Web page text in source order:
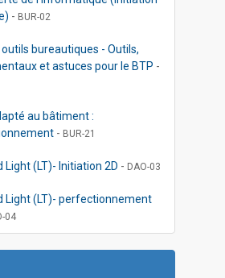
- BUR-02
outils bureautiques - Outils,
et astuces pour le BTP -
au bâtiment :
- BUR-21
Light (LT)- Initiation 2D - DAO-03
Light (LT)- perfectionnement
04